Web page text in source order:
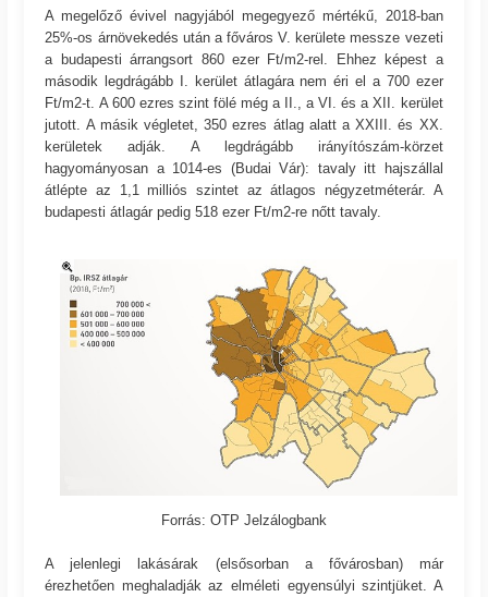
A megelőző évivel nagyjából megegyező mértékű, 2018-ban
25%-os árnövekedés után a főváros V. kerülete messze vezeti
a budapesti árrangsort 860 ezer Ft/m2-rel. Ehhez képest a
második legdrágább I. kerület átlagára nem éri el a 700 ezer
Ft/m2-t. A 600 ezres szint fölé még a II., a VI. és a XII. kerület
jutott. A másik végletet, 350 ezres átlag alatt a XXIII. és XX.
kerületek adják. A legdrágább irányítószám-körzet
hagyományosan a 1014-es (Budai Vár): tavaly itt hajszállal
átlépte az 1,1 milliós szintet az átlagos négyzetméterár. A
budapesti átlagár pedig 518 ezer Ft/m2-re nőtt tavaly.
Forrás: OTP Jelzálogbank
A jelenlegi lakásárak (elsősorban a fővárosban) már
érezhetően meghaladják az elméleti egyensúlyi szintjüket. A